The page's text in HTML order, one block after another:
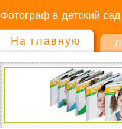
Фотограф в детский сад
На главную